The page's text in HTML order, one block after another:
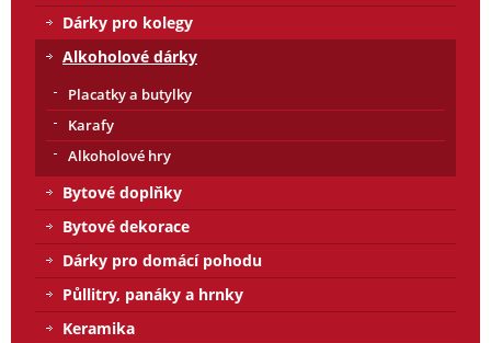
Dárky pro kolegy
Alkoholové dárky
Placatky a butylky
Karafy
Alkoholové hry
Bytové doplňky
Bytové dekorace
Dárky pro domácí pohodu
Půllitry, panáky a hrnky
Keramika